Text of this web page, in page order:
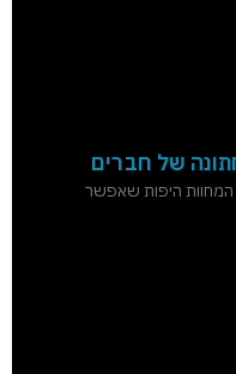
של חברים
היפות שאפשר